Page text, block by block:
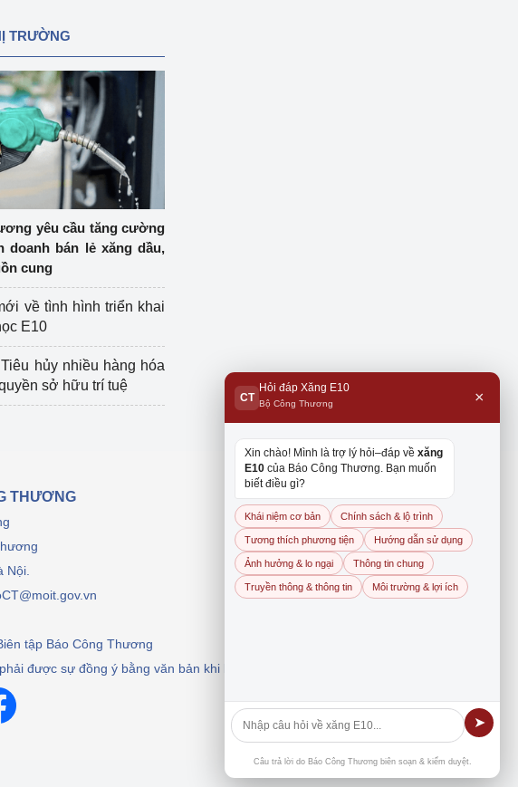
TRƯỜNG
yêu cầu tăng cường
doanh bán lẻ xăng dầu,
cung
về tình hình triển khai
E10
hủy nhiều hàng hóa
sở hữu trí tuệ
THƯƠNG
Nội.
tập Báo Công Thương
được sự đồng ý bằng văn bản khi khai thác, dẫn nguồn.
CT
Hỏi đáp Xăng E10
Bộ Công Thương ×
Xin chào! Mình là trợ lý hỏi–đáp về xăng
E10 của Báo Công Thương. Bạn muốn
biết điều gì?
Khái niệm cơ bản Chính sách & lộ trình
Tương thích phương tiện Hướng dẫn sử dụng
Ảnh hưởng & lo ngại Thông tin chung
Truyền thông & thông tin Môi trường & lợi ích
➤
Câu trả lời do Báo Công Thương biên soạn & kiểm duyệt.